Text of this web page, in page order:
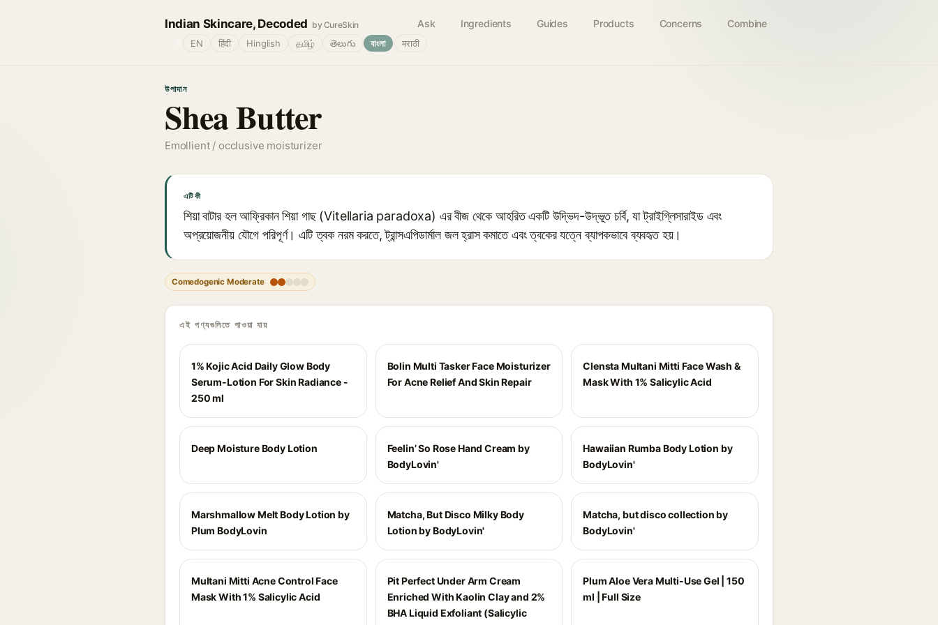
Indian Skincare, Decoded by CureSkin Ask Ingredients Guides Products Concerns Combine
EN हिंदी Hinglish தமிழ் తెలుగు বাংলা मराठी
উপাদান
Shea Butter
Emollient / occlusive moisturizer
এটি কী
শিয়া বাটার হল আফ্রিকান শিয়া গাছ (Vitellaria paradoxa) এর বীজ থেকে আহরিত একটি উদ্ভিদ-উদ্ভূত চর্বি, যা ট্রাইগ্লিসারাইড এবং
অপ্রয়োজনীয় যৌগে পরিপূর্ণ। এটি ত্বক নরম করতে, ট্রান্সএপিডার্মাল জল হ্রাস কমাতে এবং ত্বকের যত্নে ব্যাপকভাবে ব্যবহৃত হয়।
Comedogenic Moderate
এই পণ্যগুলিতে পাওয়া যায়
1% Kojic Acid Daily Glow Body
Serum-Lotion For Skin Radiance -
250 ml
Bolin Multi Tasker Face Moisturizer
For Acne Relief And Skin Repair
Clensta Multani Mitti Face Wash &
Mask With 1% Salicylic Acid
Deep Moisture Body Lotion
Feelin’ So Rose Hand Cream by
BodyLovin'
Hawaiian Rumba Body Lotion by
BodyLovin'
Marshmallow Melt Body Lotion by
Plum BodyLovin
Matcha, But Disco Milky Body
Lotion by BodyLovin'
Matcha, but disco collection by
BodyLovin'
Multani Mitti Acne Control Face
Mask With 1% Salicylic Acid
Pit Perfect Under Arm Cream
Enriched With Kaolin Clay and 2%
BHA Liquid Exfoliant (Salicylic
Plum Aloe Vera Multi-Use Gel | 150
ml | Full Size